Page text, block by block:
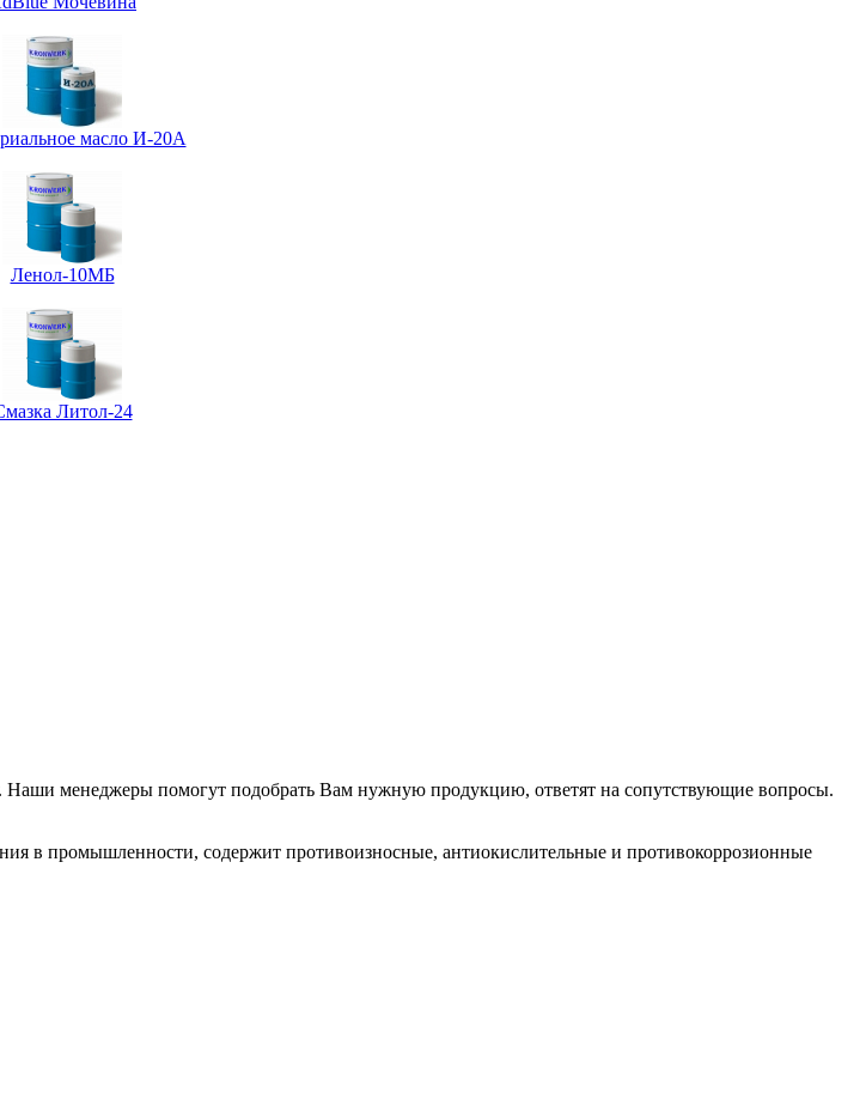
масло И-20А
Ленол-10МБ
Литол-24
Наши менеджеры помогут подобрать Вам нужную продукцию, ответят на сопутствующие вопросы.
в промышленности, содержит противоизносные, антиокислительные и противокоррозионные